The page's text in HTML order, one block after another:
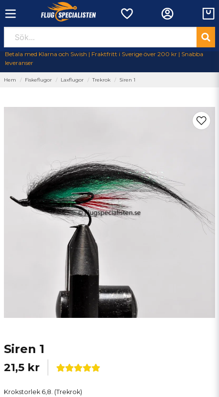
Betala med Klarna och Swish | Fraktfritt i Sverige över 200 kr | Snabba
leveranser
Hem Fiskeflugor Laxflugor Trekrok Siren 1
Siren 1
21,5 kr
Krokstorlek 6,8. (Trekrok)